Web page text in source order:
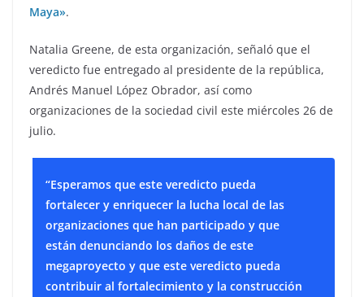
Maya».
Natalia Greene, de esta organización, señaló que el
veredicto fue entregado al presidente de la república,
Andrés Manuel López Obrador, así como
organizaciones de la sociedad civil este miércoles 26 de
julio.
“Esperamos que este veredicto pueda
fortalecer y enriquecer la lucha local de las
organizaciones que han participado y que
están denunciando los daños de este
megaproyecto y que este veredicto pueda
contribuir al fortalecimiento y la construcción